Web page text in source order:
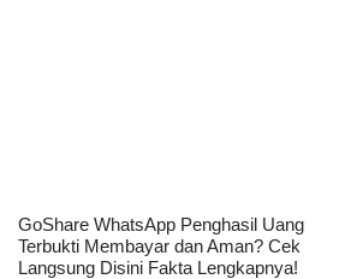
GoShare WhatsApp Penghasil Uang
Terbukti Membayar dan Aman? Cek
Langsung Disini Fakta Lengkapnya!